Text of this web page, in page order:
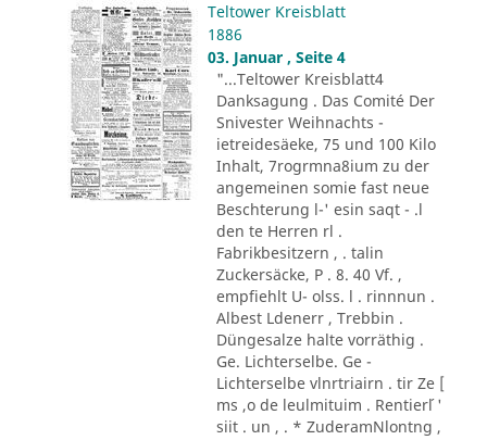
Teltower Kreisblatt
1886
03. Januar , Seite 4
"...Teltower Kreisblatt4
Danksagung . Das Comité Der
Snivester Weihnachts -
ietreidesäeke, 75 und 100 Kilo
Inhalt, 7rogrmna8ium zu der
angemeinen somie fast neue
Beschterung l-' esin saqt - .l
den te Herren rl .
Fabrikbesitzern , . talin
Zuckersäcke, P . 8. 40 Vf. ,
empfiehlt U- olss. l . rinnnun .
Albest Ldenerr , Trebbin .
Düngesalze halte vorräthig .
Ge. Lichterselbe. Ge -
Lichterselbe vlnrtriairn . tir Ze [
ms ,o de leulmituim . Rentier´l '
siit . un , . * ZuderamNlontng ,